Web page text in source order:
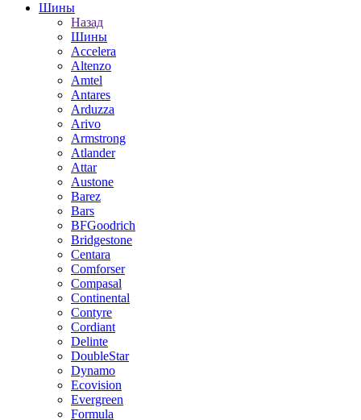
Шины
Назад
Шины
Accelera
Altenzo
Amtel
Antares
Arduzza
Arivo
Armstrong
Atlander
Attar
Austone
Barez
Bars
BFGoodrich
Bridgestone
Centara
Comforser
Compasal
Continental
Contyre
Cordiant
Delinte
DoubleStar
Dynamo
Ecovision
Evergreen
Formula